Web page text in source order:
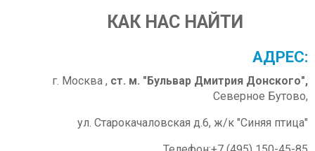
КАК НАС НАЙТИ
АДРЕС:
г. Москва , ст. м. "Бульвар Дмитрия Донского",
Северное Бутово,
ул. Старокачаловская д.6, ж/к "Синяя птица"